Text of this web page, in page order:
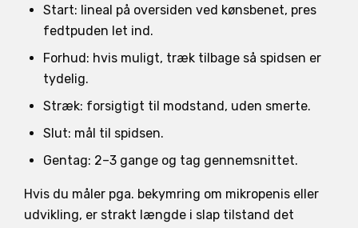
Start: lineal på oversiden ved kønsbenet, pres
fedtpuden let ind.
Forhud: hvis muligt, træk tilbage så spidsen er
tydelig.
Stræk: forsigtigt til modstand, uden smerte.
Slut: mål til spidsen.
Gentag: 2–3 gange og tag gennemsnittet.
Hvis du måler pga. bekymring om mikropenis eller
udvikling, er strakt længde i slap tilstand det